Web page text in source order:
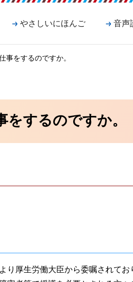
やさしいにほんご 音声
事をするのですか。
するのですか。
り厚生労働大臣から委嘱されて